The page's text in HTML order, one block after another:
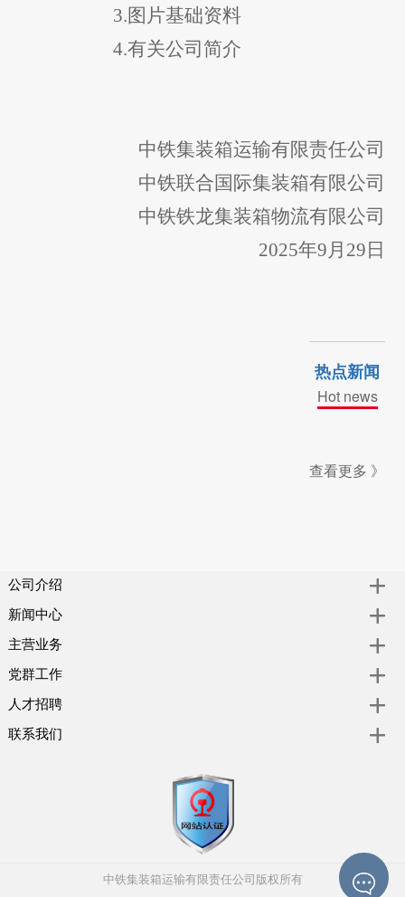
3.图片基础资料
4.有关公司简介
中铁集装箱运输有限责任公司
中铁联合国际集装箱有限公司
中铁铁龙集装箱物流有限公司
2025年9月 29 日
热点新闻
Hot news
查看更多 》
公司介绍
新闻中心
主营业务
党群工作
人才招聘
联系我们
中铁集装箱运输有限责任公司版权所有